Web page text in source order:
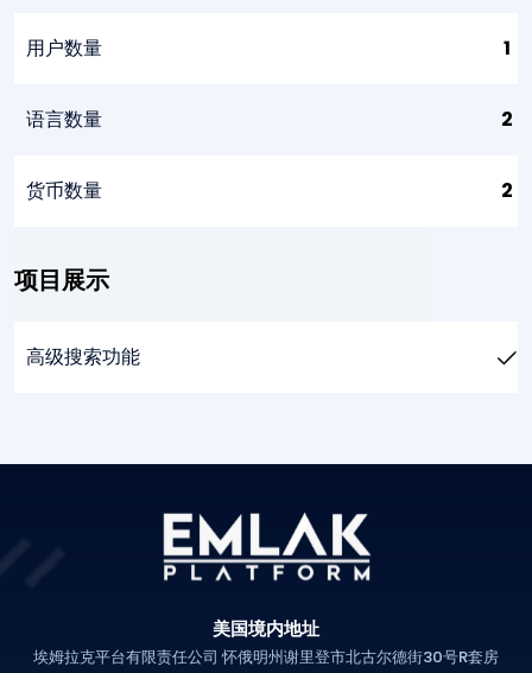
用户数量
语言数量
货币数量
项目展示
高级搜索功能
显示真实联系人电话
1
2
2
美国境内地址
埃姆拉克平台有限责任公司 怀俄明州谢里登市北古尔德街30号R套房